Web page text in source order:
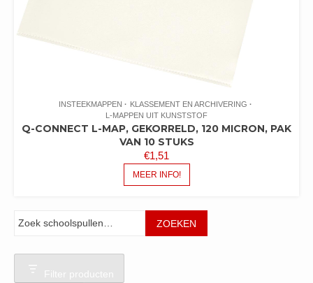
INSTEEKMAPPEN
KLASSEMENT EN ARCHIVERING
L-MAPPEN UIT KUNSTSTOF
Q-CONNECT L-MAP, GEKORRELD, 120 MICRON, PAK
VAN 10 STUKS
€1,51
MEER INFO!
ZOEKEN
Filter producten